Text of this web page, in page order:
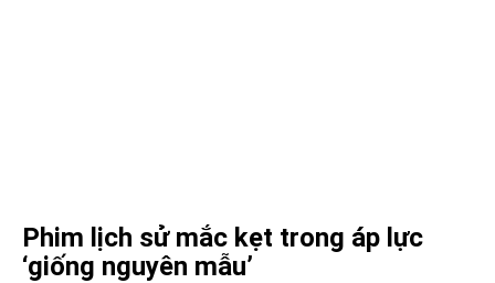
Phim lịch sử mắc kẹt trong áp lực
‘giống nguyên mẫu’